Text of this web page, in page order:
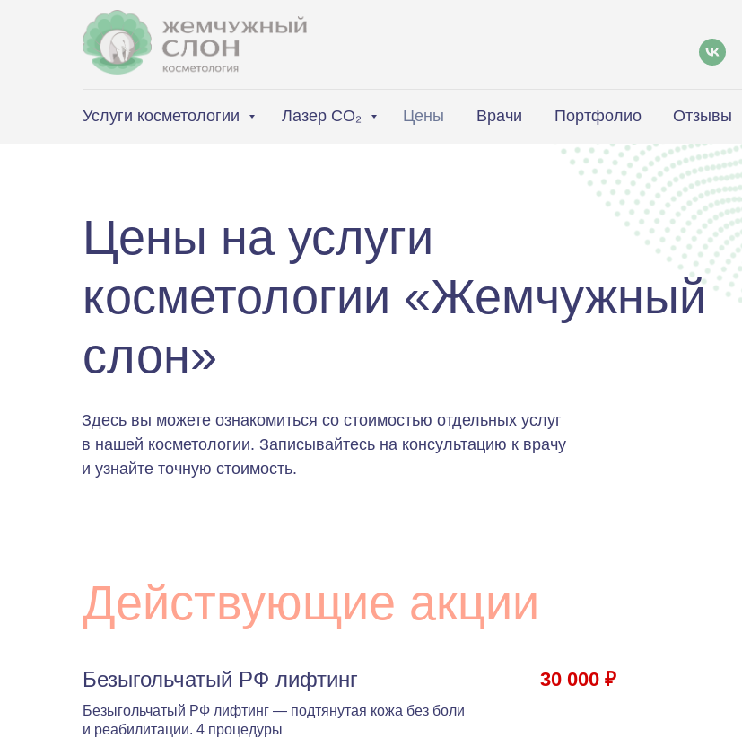
Услуги косметологии Лазер CO₂ Цены Врачи Портфолио Отзывы
Цены на услуги
косметологии «Жемчужный
слон»
Здесь вы можете ознакомиться со стоимостью отдельных услуг
в нашей косметологии. Записывайтесь на консультацию к врачу
и узнайте точную стоимость.
Действующие акции
Безыгольчатый РФ лифтинг
Безыгольчатый РФ лифтинг — подтянутая кожа без боли
и реабилитации. 4 процедуры
30 000 ₽